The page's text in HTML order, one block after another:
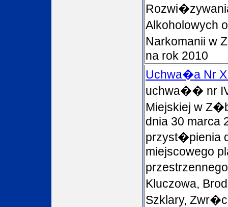
Alkoholowych
Narkomanii w
na rok 2010
Uchwa�a Nr
uchwa�� nr
Miejskiej w
dnia 30 marca
przyst�pienia
miejscowego
Kluczowa,
Szklary,